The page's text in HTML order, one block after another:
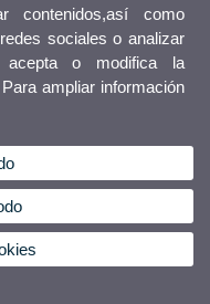
como
sociales o analizar
acepta o modifica la
ampliar información